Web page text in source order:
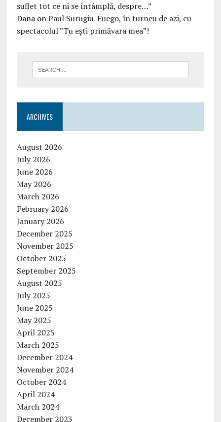
suflet tot ce ni se întâmplă, despre…”
DanaonPaul Surugiu-Fuego, în turneu de azi, cu
spectacolul ”Tu ești primăvara mea”!
ARCHIVES
August 2026
July 2026
June 2026
May 2026
March 2026
February 2026
January 2026
December 2025
November 2025
October 2025
September 2025
August 2025
July 2025
June 2025
May 2025
April 2025
March 2025
December 2024
November 2024
October 2024
April 2024
March 2024
December 2023